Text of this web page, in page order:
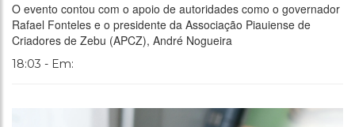
O evento contou com o apoio de autoridades como o governador
Rafael Fonteles e o presidente da Associação Piauiense de
Criadores de Zebu (APCZ), André Nogueira
18:03 - Em: